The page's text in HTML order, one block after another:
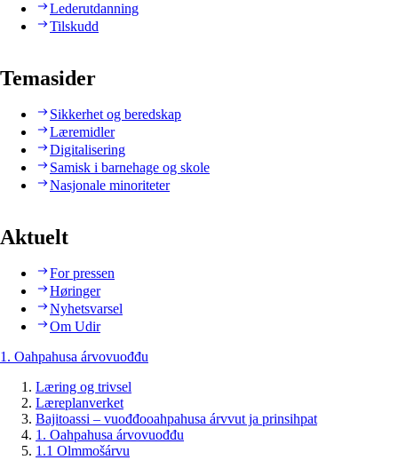
Lederutdanning
Tilskudd
Temasider
Sikkerhet og beredskap
Læremidler
Digitalisering
Samisk i barnehage og skole
Nasjonale minoriteter
Aktuelt
For pressen
Høringer
Nyhetsvarsel
Om Udir
1. Oahpahusa árvovuođđu
Læring og trivsel
Læreplanverket
Bajitoassi – vuođđooahpahusa árvvut ja prinsihpat
1. Oahpahusa árvovuođđu
1.1 Olmmošárvu